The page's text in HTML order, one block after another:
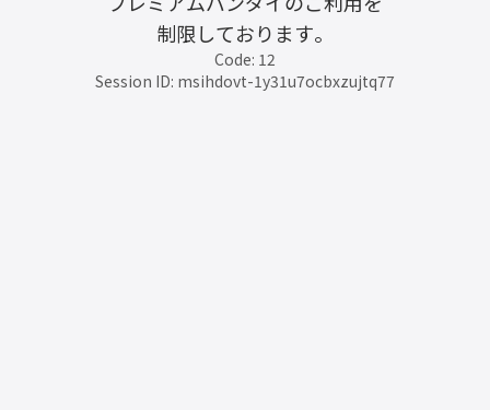
制限しております。
Code: 12
Session ID: msihdovt-1y31u7ocbxzujtq77